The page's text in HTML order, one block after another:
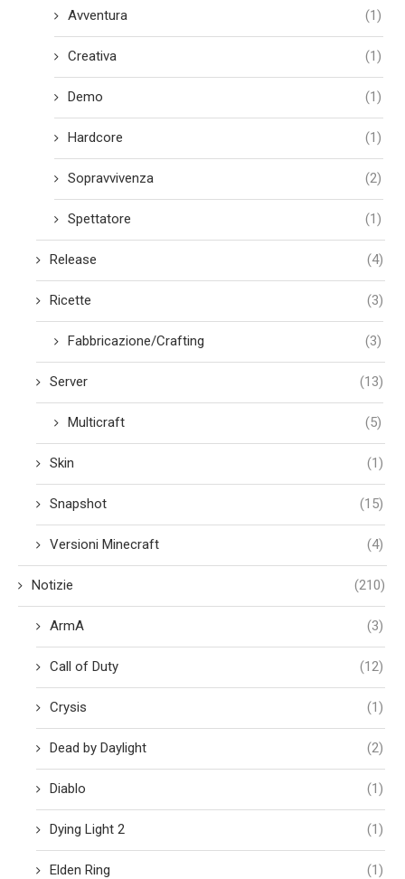
Avventura (1)
Creativa (1)
Demo (1)
Hardcore (1)
Sopravvivenza (2)
Spettatore (1)
Release (4)
Ricette (3)
Fabbricazione/Crafting (3)
Server (13)
Multicraft (5)
Skin (1)
Snapshot (15)
Versioni Minecraft (4)
Notizie (210)
ArmA (3)
Call of Duty (12)
Crysis (1)
Dead by Daylight (2)
Diablo (1)
Dying Light 2 (1)
Elden Ring (1)